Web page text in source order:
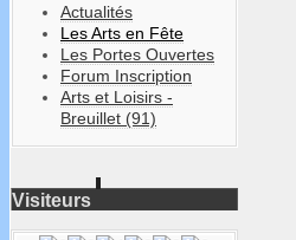
Actualités
Les Arts en Fête
Les Portes Ouvertes
Forum Inscription
Arts et Loisirs -
Breuillet (91)
Visiteurs